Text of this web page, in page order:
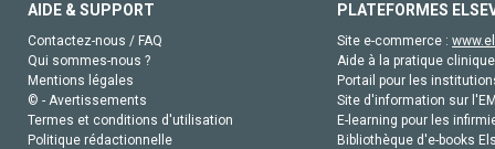
AIDE & SUPPORT
Contactez-nous / FAQ
Qui sommes-nous ?
Mentions légales
© - Avertissements
Termes et conditions d'utilisation
Politique rédactionnelle
PLATEFORMES
Site e-commerce :
Aide à la pratique
Portail pour les
Site d'information sur
E-learning pour les
Bibliothèque d'e-books